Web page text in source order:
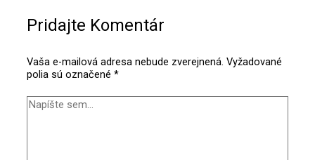
Pridajte Komentár
Vaša e-mailová adresa nebude zverejnená. Vyžadované
polia sú označené *